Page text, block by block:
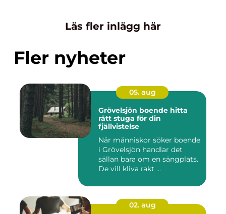
Läs fler inlägg här
Fler nyheter
05. aug
Grövelsjön boende hitta
rätt stuga för din
fjällvistelse
När människor söker boende
i Grövelsjön handlar det
sällan bara om en sängplats.
De vill kliva rakt ...
02. aug